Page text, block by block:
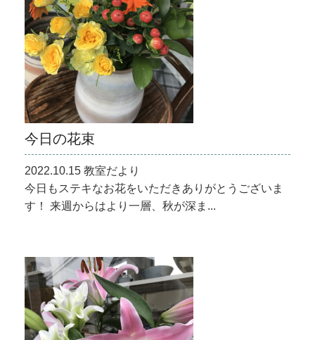
今日の花束
2022.10.15 教室だより
今日もステキなお花をいただきありがとうございま
す！ 来週からはより一層、秋が深ま...